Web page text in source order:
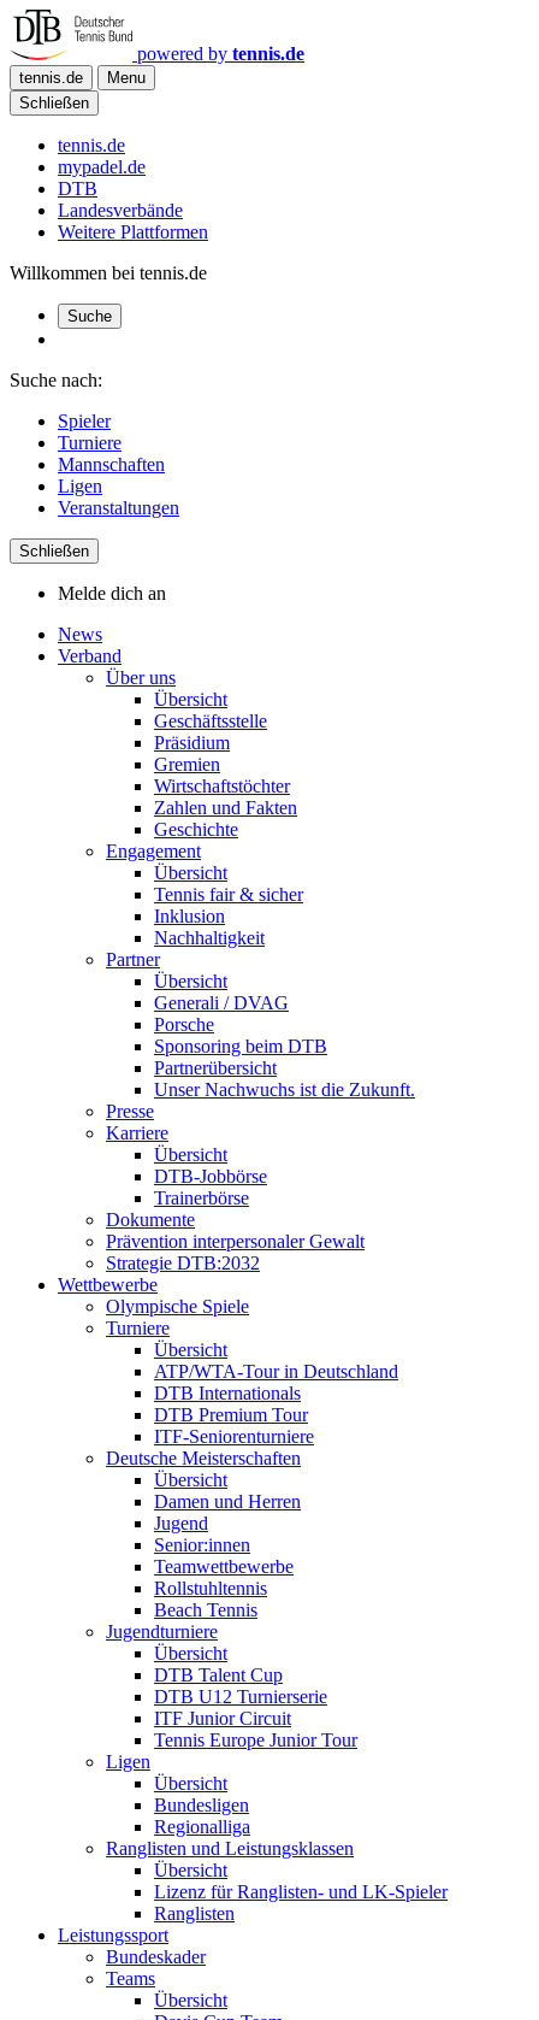
powered by tennis.de
tennis.de
Menu
Schließen
tennis.de
mypadel.de
DTB
Landesverbände
Weitere Plattformen
Willkommen bei tennis.de
Suche
Suche nach:
Spieler
Turniere
Mannschaften
Ligen
Veranstaltungen
Schließen
Melde dich an
News
Verband
Über uns
Übersicht
Geschäftsstelle
Präsidium
Gremien
Wirtschaftstöchter
Zahlen und Fakten
Geschichte
Engagement
Übersicht
Tennis fair & sicher
Inklusion
Nachhaltigkeit
Partner
Übersicht
Generali / DVAG
Porsche
Sponsoring beim DTB
Partnerübersicht
Unser Nachwuchs ist die Zukunft.
Presse
Karriere
Übersicht
DTB-Jobbörse
Trainerbörse
Dokumente
Prävention interpersonaler Gewalt
Strategie DTB:2032
Wettbewerbe
Olympische Spiele
Turniere
Übersicht
ATP/WTA-Tour in Deutschland
DTB Internationals
DTB Premium Tour
ITF-Seniorenturniere
Deutsche Meisterschaften
Übersicht
Damen und Herren
Jugend
Senior:innen
Teamwettbewerbe
Rollstuhltennis
Beach Tennis
Jugendturniere
Übersicht
DTB Talent Cup
DTB U12 Turnierserie
ITF Junior Circuit
Tennis Europe Junior Tour
Ligen
Übersicht
Bundesligen
Regionalliga
Ranglisten und Leistungsklassen
Übersicht
Lizenz für Ranglisten- und LK-Spieler
Ranglisten
Leistungssport
Bundeskader
Teams
Übersicht